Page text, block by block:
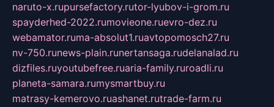
naruto-x.rupursefactory.rutor-lyubov-i-grom.ru
spayderhed-2022.rumovieone.ruevro-dez.ru
webamator.ruma-absolut1.ruavtopomosch27.ru
nv-750.runews-plain.runertansaga.rudelanalad.ru
dizfiles.ruyoutubefree.ruaria-family.ruroadli.ru
planeta-samara.rumysmartbuy.ru
matrasy-kemerovo.ruashanet.rutrade-farm.ru